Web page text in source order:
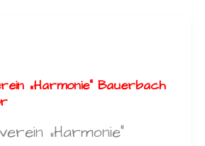
„Harmonie“ Bauerbach
„Harmonie“